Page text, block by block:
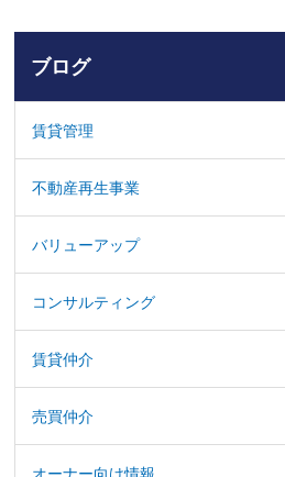
ブログ
賃貸管理
不動産再生事業
バリューアップ
コンサルティング
賃貸仲介
売買仲介